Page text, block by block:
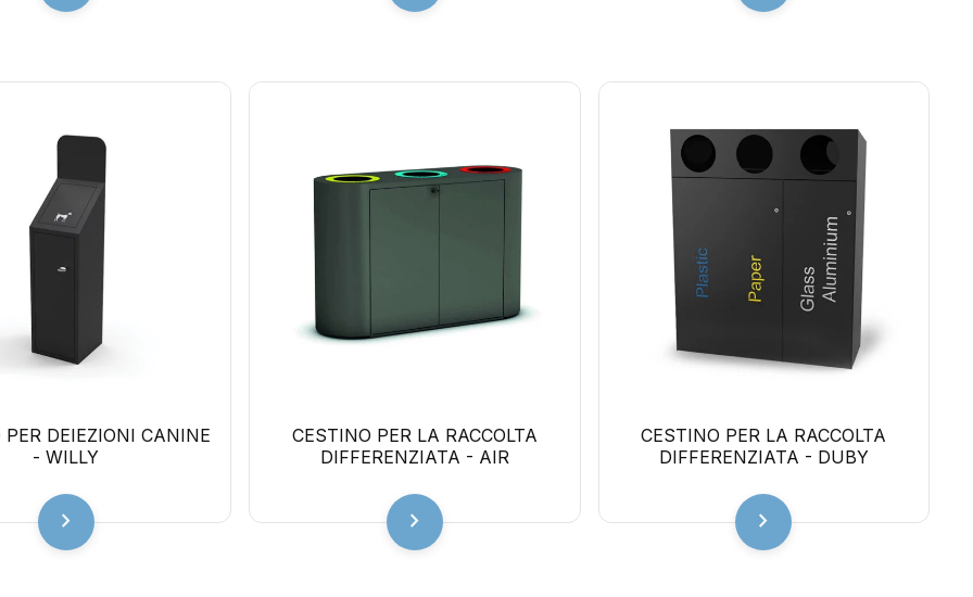
PER DEIEZIONI CANINE
- WILLY
chevron_right
CESTINO PER LA RACCOLTA
DIFFERENZIATA - AIR
chevron_right
CESTINO PER LA RACCOLTA
DIFFERENZIATA - DUBY
chevron_right